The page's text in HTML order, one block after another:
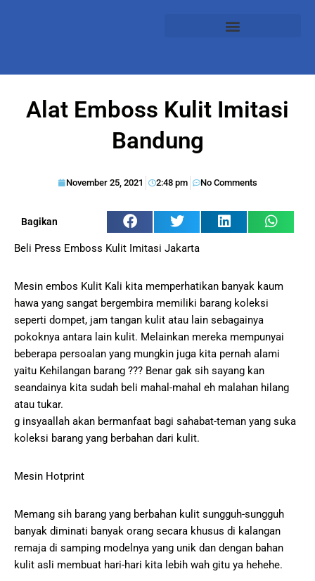
Alat Emboss Kulit Imitasi
Bandung
November 25, 2021 2:48 pm No Comments
Bagikan
Beli Press Emboss Kulit Imitasi Jakarta
Mesin embos Kulit Kali kita memperhatikan banyak kaum
hawa yang sangat bergembira memiliki barang koleksi
seperti dompet, jam tangan kulit atau lain sebagainya
pokoknya antara lain kulit. Melainkan mereka mempunyai
beberapa persoalan yang mungkin juga kita pernah alami
yaitu Kehilangan barang ??? Benar gak sih sayang kan
seandainya kita sudah beli mahal-mahal eh malahan hilang
atau tukar.
g insyaallah akan bermanfaat bagi sahabat-teman yang suka
koleksi barang yang berbahan dari kulit.
Mesin Hotprint
Memang sih barang yang berbahan kulit sungguh-sungguh
banyak diminati banyak orang secara khusus di kalangan
remaja di samping modelnya yang unik dan dengan bahan
kulit asli membuat hari-hari kita lebih wah gitu ya hehehe.